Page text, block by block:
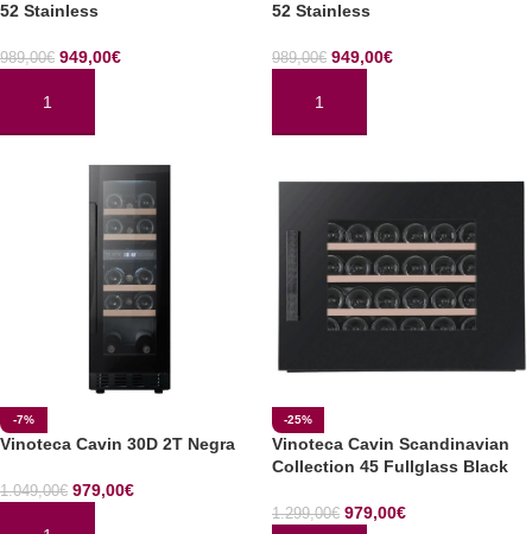
52 Stainless
989,00€ 949,00€
AÑADIR AL CARRITO
52 Stainless
989,00€ 949,00€
AÑADIR AL CARRITO
-7%
Vinoteca Cavin 30D 2T Negra
1.049,00€ 979,00€
-25%
Vinoteca Cavin Scandinavian
Collection 45 Fullglass Black
1.299,00€ 979,00€